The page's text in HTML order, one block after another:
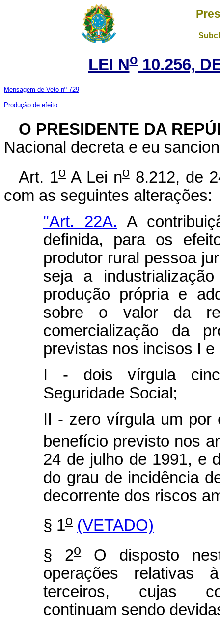
LEI No10.256,
Mensagem de Veto nº 729
Produção de efeito
O PRESIDENTE DA
Nacional decreta e eu
Art. 1oA Lei no8.212, de
com as seguintes alterações:
"Art. 22A. A
definida, para os
produtor rural pessoa
seja a
produção própria e
sobre o valor da
comercialização da
previstas nos incisos I
I - dois vírgula
Seguridade Social;
II - zero vírgula um por
benefício previsto nos
24 de julho de 1991, e
do grau de incidência
decorrente dos riscos
§ 1o (VETADO)
§ 2oO disposto
operações relativas
terceiros, cujas
continuam sendo